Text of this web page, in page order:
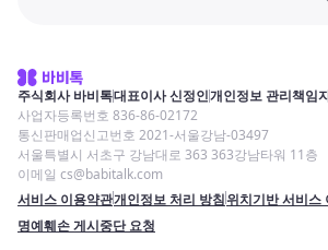
주식회사 바비톡대표이사 신정인개인정보 관리책임
사업자등록번호 836-86-02172
통신판매업신고번호 2021-서울강남-03497
서울특별시 서초구 강남대로 363 363강남타워 11층
이메일 cs@babitalk.com
서비스 이용약관개인정보 처리 방침위치기반 서비스
명예훼손 게시중단 요청